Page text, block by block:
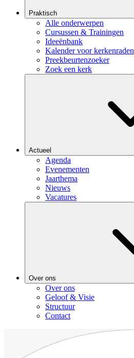
Praktisch
Alle onderwerpen
Cursussen & Trainingen
Ideeënbank
Kalender voor kerkenraden
Preekbeurtenzoeker
Zoek een kerk
Actueel
Agenda
Evenementen
Jaarthema
Nieuws
Vacatures
Over ons
Over ons
Geloof & Visie
Structuur
Contact